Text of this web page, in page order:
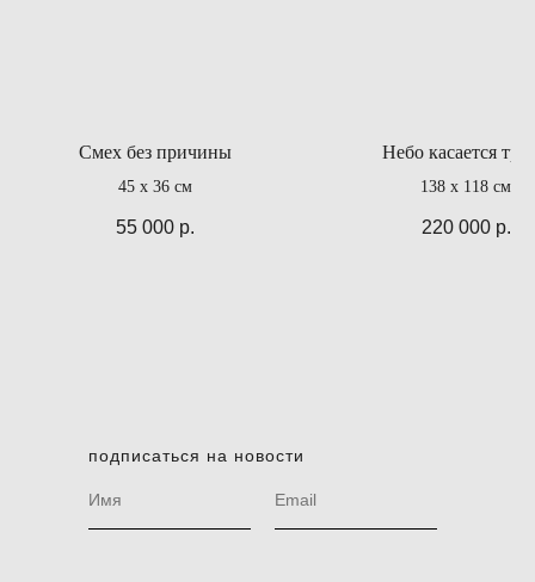
Смех без причины
45 х 36 см
55 000 р.
Небо касается
138 х 118 см
220 000 р.
подписаться на новости